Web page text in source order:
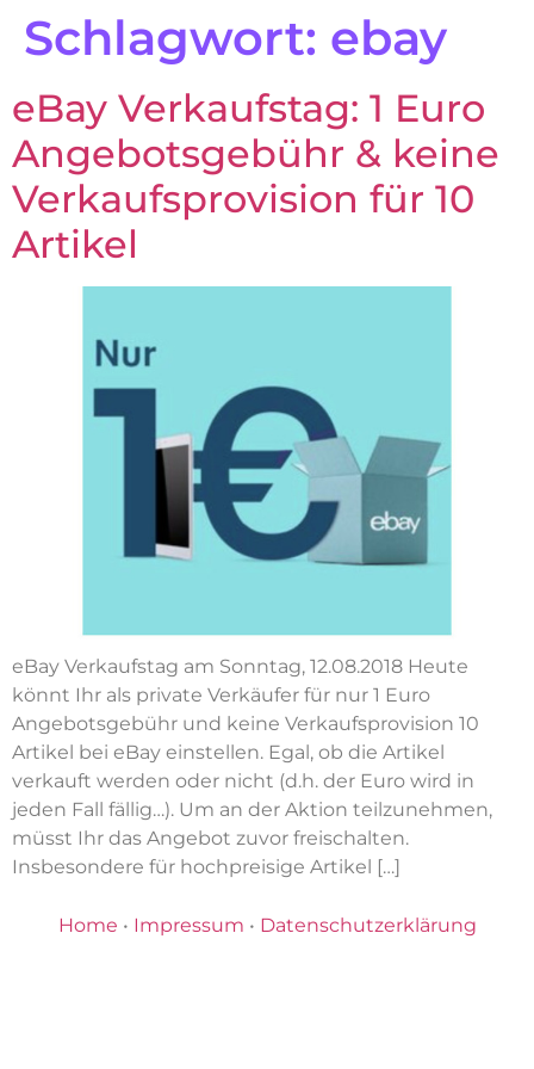
Schlagwort: ebay
eBay Verkaufstag: 1 Euro
Angebotsgebühr & keine
Verkaufsprovision für 10
Artikel
eBay Verkaufstag am Sonntag, 12.08.2018 Heute
könnt Ihr als private Verkäufer für nur 1 Euro
Angebotsgebühr und keine Verkaufsprovision 10
Artikel bei eBay einstellen. Egal, ob die Artikel
verkauft werden oder nicht (d.h. der Euro wird in
jeden Fall fällig…). Um an der Aktion teilzunehmen,
müsst Ihr das Angebot zuvor freischalten.
Insbesondere für hochpreisige Artikel […]
Home • Impressum • Datenschutzerklärung